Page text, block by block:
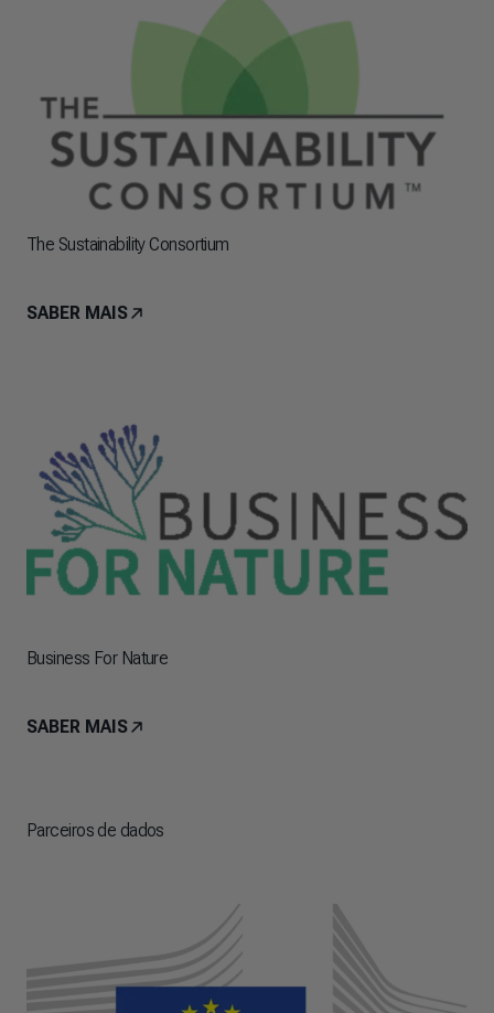
The Sustainability Consortium
SABER MAIS
Business For Nature
SABER MAIS
Parceiros de dados